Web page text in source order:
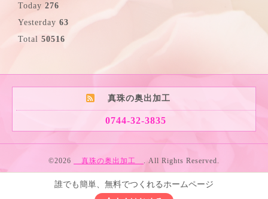
Today 276
Yesterday 63
Total 50516
真珠の奥出加工
0744-32-3835
©2026 真珠の奥出加工 . All Rights Reserved.
誰でも簡単、無料でつくれるホームページ